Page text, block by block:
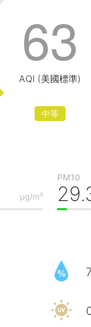
AQI (美國標準)
中等
63
μg/m³
PM10